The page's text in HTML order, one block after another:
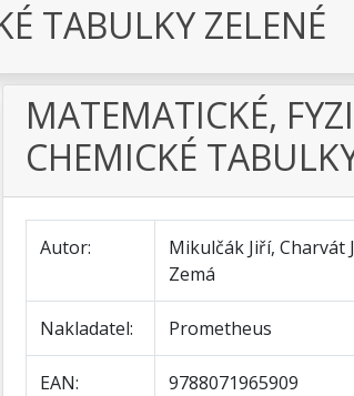
TABULKY ZELENÉ
MATEMATICKÉ,
CHEMICKÉ
Autor:
Mikulčák Jiří, Charvát
Zemá
Nakladatel: Prometheus
EAN: 9788071965909